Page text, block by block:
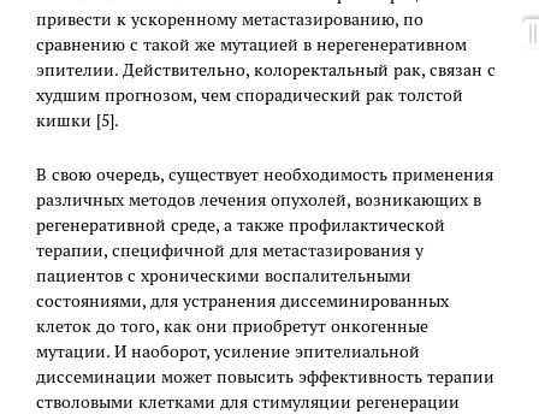
привести к ускоренному метастазированию, по
сравнению с такой же мутацией в нерегенеративном
эпителии. Действительно, колоректальный рак, связан с
худшим прогнозом, чем спорадический рак толстой
кишки [5].
В свою очередь, существует необходимость применения
различных методов лечения опухолей, возникающих в
регенеративной среде, а также профилактической
терапии, специфичной для метастазирования у
пациентов с хроническими воспалительными
состояниями, для устранения диссеминированных
клеток до того, как они приобретут онкогенные
мутации. И наоборот, усиление эпителиальной
диссеминации может повысить эффективность терапии
стволовыми клетками для стимуляции регенерации